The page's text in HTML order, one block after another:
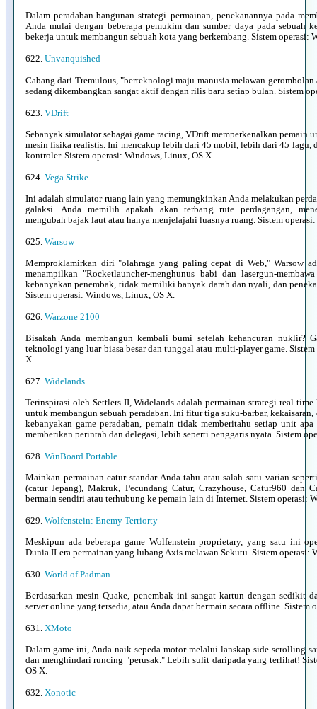
Dalam peradaban-bangunan strategi permainan, penekanannya pada
Anda mulai dengan beberapa pemukim dan sumber daya pada sebuah
bekerja untuk membangun sebuah kota yang berkembang. Sistem operasi:
622. Unvanquished
Cabang dari Tremulous, "berteknologi maju manusia melawan
sedang dikembangkan sangat aktif dengan rilis baru setiap bulan. Sistem
623. VDrift
Sebanyak simulator sebagai game racing, VDrift memperkenalkan pemain
mesin fisika realistis. Ini mencakup lebih dari 45 mobil, lebih dari 45 lagu,
kontroler. Sistem operasi: Windows, Linux, OS X.
624. Vega Strike
Ini adalah simulator ruang lain yang memungkinkan Anda melakukan
galaksi. Anda memilih apakah akan terbang rute perdagangan,
mengubah bajak laut atau hanya menjelajahi luasnya ruang. Sistem
625. Warsow
Memproklamirkan diri "olahraga yang paling cepat di Web," Warsow
menampilkan "Rocketlauncher-menghunus babi dan lasergun-
kebanyakan penembak, tidak memiliki banyak darah dan nyali, dan
Sistem operasi: Windows, Linux, OS X.
626. Warzone 2100
Bisakah Anda membangun kembali bumi setelah kehancuran nuklir?
teknologi yang luar biasa besar dan tunggal atau multi-player game.
X.
627. Widelands
Terinspirasi oleh Settlers II, Widelands adalah permainan strategi real-
untuk membangun sebuah peradaban. Ini fitur tiga suku-barbar,
kebanyakan game peradaban, pemain tidak memberitahu setiap unit
memberikan perintah dan delegasi, lebih seperti penggaris nyata. Sistem
628. WinBoard Portable
Mainkan permainan catur standar Anda tahu atau salah satu varian
(catur Jepang), Makruk, Pecundang Catur, Crazyhouse, Catur960 dan
bermain sendiri atau terhubung ke pemain lain di Internet. Sistem operasi:
629. Wolfenstein: Enemy Terriorty
Meskipun ada beberapa game Wolfenstein proprietary, yang satu ini
Dunia II-era permainan yang lubang Axis melawan Sekutu. Sistem operasi:
630. World of Padman
Berdasarkan mesin Quake, penembak ini sangat kartun dengan sedikit
server online yang tersedia, atau Anda dapat bermain secara offline. Sistem
631. XMoto
Dalam game ini, Anda naik sepeda motor melalui lanskap side-scrolling
dan menghindari runcing "perusak." Lebih sulit daripada yang terlihat!
OS X.
632. Xonotic